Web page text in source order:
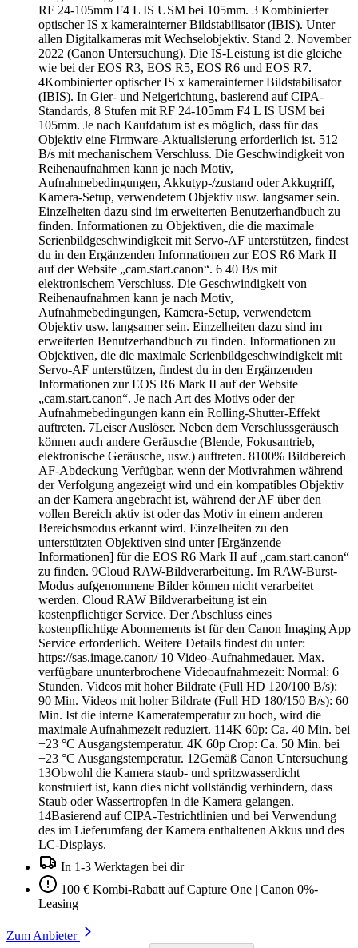
RF 24-105mm F4 L IS USM bei 105mm. 3 Kombinierter
optischer IS x kamerainterner Bildstabilisator (IBIS). Unter
allen Digitalkameras mit Wechselobjektiv. Stand 2. November
2022 (Canon Untersuchung). Die IS-Leistung ist die gleiche
wie bei der EOS R3, EOS R5, EOS R6 und EOS R7.
4Kombinierter optischer IS x kamerainterner Bildstabilisator
(IBIS). In Gier- und Neigerichtung, basierend auf CIPA-
Standards, 8 Stufen mit RF 24-105mm F4 L IS USM bei
105mm. Je nach Kaufdatum ist es möglich, dass für das
Objektiv eine Firmware-Aktualisierung erforderlich ist. 512
B/s mit mechanischem Verschluss. Die Geschwindigkeit von
Reihenaufnahmen kann je nach Motiv,
Aufnahmebedingungen, Akkutyp-/zustand oder Akkugriff,
Kamera-Setup, verwendetem Objektiv usw. langsamer sein.
Einzelheiten dazu sind im erweiterten Benutzerhandbuch zu
finden. Informationen zu Objektiven, die die maximale
Serienbildgeschwindigkeit mit Servo-AF unterstützen, findest
du in den Ergänzenden Informationen zur EOS R6 Mark II
auf der Website „cam.start.canon“. 6 40 B/s mit
elektronischem Verschluss. Die Geschwindigkeit von
Reihenaufnahmen kann je nach Motiv,
Aufnahmebedingungen, Kamera-Setup, verwendetem
Objektiv usw. langsamer sein. Einzelheiten dazu sind im
erweiterten Benutzerhandbuch zu finden. Informationen zu
Objektiven, die die maximale Serienbildgeschwindigkeit mit
Servo-AF unterstützen, findest du in den Ergänzenden
Informationen zur EOS R6 Mark II auf der Website
„cam.start.canon“. Je nach Art des Motivs oder der
Aufnahmebedingungen kann ein Rolling-Shutter-Effekt
auftreten. 7Leiser Auslöser. Neben dem Verschlussgeräusch
können auch andere Geräusche (Blende, Fokusantrieb,
elektronische Geräusche, usw.) auftreten. 8100% Bildbereich
AF-Abdeckung Verfügbar, wenn der Motivrahmen während
der Verfolgung angezeigt wird und ein kompatibles Objektiv
an der Kamera angebracht ist, während der AF über den
vollen Bereich aktiv ist oder das Motiv in einem anderen
Bereichsmodus erkannt wird. Einzelheiten zu den
unterstützten Objektiven sind unter [Ergänzende
Informationen] für die EOS R6 Mark II auf „cam.start.canon“
zu finden. 9Cloud RAW-Bildverarbeitung. Im RAW-Burst-
Modus aufgenommene Bilder können nicht verarbeitet
werden. Cloud RAW Bildverarbeitung ist ein
kostenpflichtiger Service. Der Abschluss eines
kostenpflichtige Abonnements ist für den Canon Imaging App
Service erforderlich. Weitere Details findest du unter:
https://sas.image.canon/ 10 Video-Aufnahmedauer. Max.
verfügbare ununterbrochene Videoaufnahmezeit: Normal: 6
Stunden. Videos mit hoher Bildrate (Full HD 120/100 B/s):
90 Min. Videos mit hoher Bildrate (Full HD 180/150 B/s): 60
Min. Ist die interne Kameratemperatur zu hoch, wird die
maximale Aufnahmezeit reduziert. 114K 60p: Ca. 40 Min. bei
+23 °C Ausgangstemperatur. 4K 60p Crop: Ca. 50 Min. bei
+23 °C Ausgangstemperatur. 12Gemäß Canon Untersuchung
13Obwohl die Kamera staub- und spritzwasserdicht
konstruiert ist, kann dies nicht vollständig verhindern, dass
Staub oder Wassertropfen in die Kamera gelangen.
14Basierend auf CIPA-Testrichtlinien und bei Verwendung
des im Lieferumfang der Kamera enthaltenen Akkus und des
LC-Displays.
In 1-3 Werktagen bei dir
100 € Kombi-Rabatt auf Capture One | Canon 0%-
Leasing
Zum Anbieter